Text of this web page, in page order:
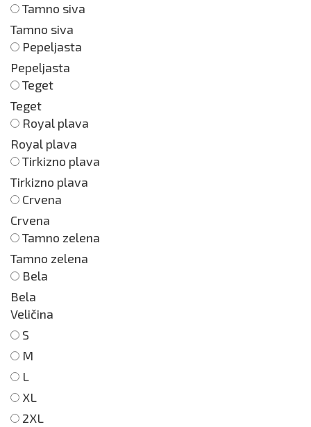
Tamno siva
Tamno siva
Pepeljasta
Pepeljasta
Teget
Teget
Royal plava
Royal plava
Tirkizno plava
Tirkizno plava
Crvena
Crvena
Tamno zelena
Tamno zelena
Bela
Bela
Veličina
S
M
L
XL
2XL